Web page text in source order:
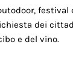
festival
dei
e del vino.